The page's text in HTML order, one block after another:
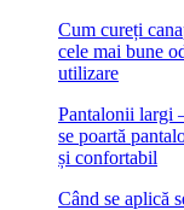
Cum cureți
cele mai bune
utilizare
Pantalonii largi
se poartă
și confortabil
Când se aplică